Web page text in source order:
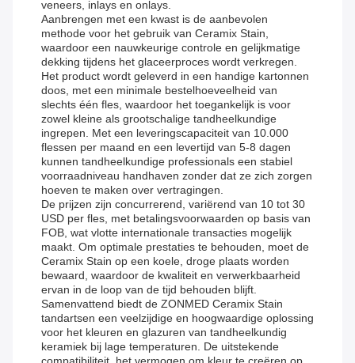
veneers, inlays en onlays.
Aanbrengen met een kwast is de aanbevolen
methode voor het gebruik van Ceramix Stain,
waardoor een nauwkeurige controle en gelijkmatige
dekking tijdens het glaceerproces wordt verkregen.
Het product wordt geleverd in een handige kartonnen
doos, met een minimale bestelhoeveelheid van
slechts één fles, waardoor het toegankelijk is voor
zowel kleine als grootschalige tandheelkundige
ingrepen. Met een leveringscapaciteit van 10.000
flessen per maand en een levertijd van 5-8 dagen
kunnen tandheelkundige professionals een stabiel
voorraadniveau handhaven zonder dat ze zich zorgen
hoeven te maken over vertragingen.
De prijzen zijn concurrerend, variërend van 10 tot 30
USD per fles, met betalingsvoorwaarden op basis van
FOB, wat vlotte internationale transacties mogelijk
maakt. Om optimale prestaties te behouden, moet de
Ceramix Stain op een koele, droge plaats worden
bewaard, waardoor de kwaliteit en verwerkbaarheid
ervan in de loop van de tijd behouden blijft.
Samenvattend biedt de ZONMED Ceramix Stain
tandartsen een veelzijdige en hoogwaardige oplossing
voor het kleuren en glazuren van tandheelkundig
keramiek bij lage temperaturen. De uitstekende